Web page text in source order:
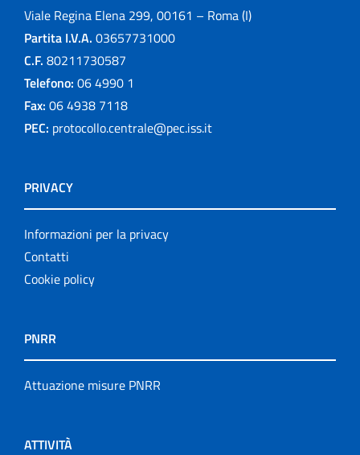
Viale Regina Elena 299, 00161 – Roma (I)
Partita I.V.A. 03657731000
C.F. 80211730587
Telefono: 06 4990 1
Fax: 06 4938 7118
PEC: protocollo.centrale@pec.iss.it
PRIVACY
Informazioni per la privacy
Contatti
Cookie policy
PNRR
Attuazione misure PNRR
ATTIVITÀ